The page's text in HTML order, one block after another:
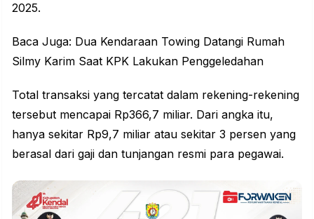
2025.
Baca Juga: Dua Kendaraan Towing Datangi Rumah
Silmy Karim Saat KPK Lakukan Penggeledahan
Total transaksi yang tercatat dalam rekening-rekening
tersebut mencapai Rp366,7 miliar. Dari angka itu,
hanya sekitar Rp9,7 miliar atau sekitar 3 persen yang
berasal dari gaji dan tunjangan resmi para pegawai.